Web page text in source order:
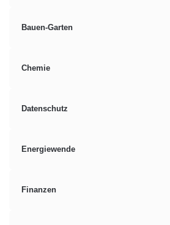
Bauen-Garten
Chemie
Datenschutz
Energiewende
Finanzen